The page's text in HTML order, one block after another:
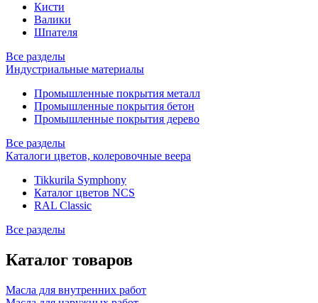
Кисти
Валики
Шпателя
Все разделы
Индустриальные материалы
Промышленные покрытия металл
Промышленные покрытия бетон
Промышленные покрытия дерево
Все разделы
Каталоги цветов, колеровочные веера
Tikkurila Symphony
Каталог цветов NCS
RAL Classic
Все разделы
Каталог товаров
Масла для внутренних работ